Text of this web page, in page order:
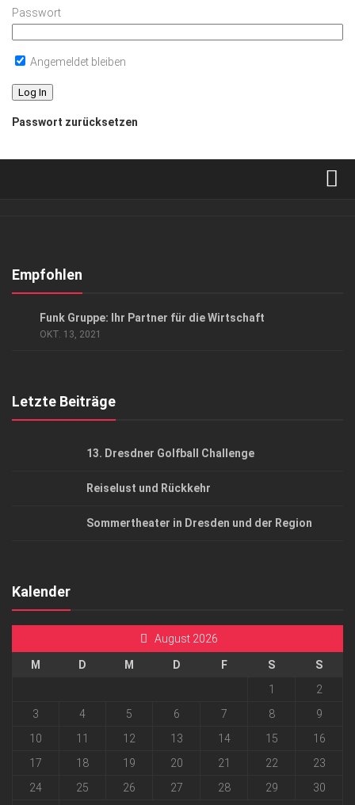
Passwort
Angemeldet bleiben
Passwort zurücksetzen
Kontakt, Impressum
Empfohlen
Funk Gruppe: Ihr Partner für die Wirtschaft
OKT. 13, 2021
Letzte Beiträge
13. Dresdner Golfball Challenge
Reiselust und Rückkehr
Sommertheater in Dresden und der Region
Kalender
August 2026
M D M D F S
S
1
2
3
4 5 6 7 8
9
10
11 12 13 14 15
16
17
18 19 20 21 22
23
24
25 26 27 28 29 30